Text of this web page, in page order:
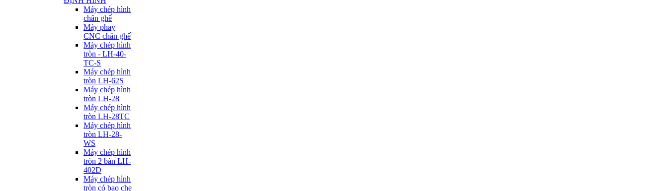
Máy chép hình
chân ghế
Máy phay
CNC chân ghế
Máy chép hình
tròn - LH-40-
TC-S
Máy chép hình
tròn LH-62S
Máy chép hình
tròn LH-28
Máy chép hình
tròn LH-28TC
Máy chép hình
tròn LH-28-
WS
Máy chép hình
tròn 2 bàn LH-
402D
Máy chép hình
tròn có bao che